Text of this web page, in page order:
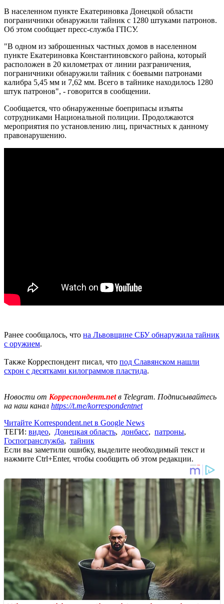
В населенном пункте Екатериновка Донецкой области
пограничники обнаружили тайник с 1280 штуками патронов.
Об этом сообщает пресс-служба ГПСУ.
"В одном из заброшенных частных домов в населенном
пункте Екатериновка Константиновского района, который
расположен в 20 километрах от линии разграничения,
пограничники обнаружили тайник с боевыми патронами
калибра 5,45 мм и 7,62 мм. Всего в тайнике находилось 1280
штук патронов", - говорится в сообщении.
Сообщается, что обнаруженные боеприпасы изъяты
сотрудниками Национальной полиции. Продолжаются
мероприятия по установлению лиц, причастных к данному
правонарушению.
Ранее сообщалось, что на Львовщине СБУ обнаружила тайник
с оружием.
Также Корреспондент писал, что под Славянском нашли
схрон с десятками килограммов пластида.
Новости от Корреспондент.netв Telegram. Подписывайтесь
на наш канал https://t.me/korrespondentnet
Читайте Korrespondent.net в Google News
ТЕГИ: видео, Донецкая область, донбасс, патроны,
Госпогранслужба, тайник
Если вы заметили ошибку, выделите необходимый текст и
нажмите Ctrl+Enter, чтобы сообщить об этом редакции.